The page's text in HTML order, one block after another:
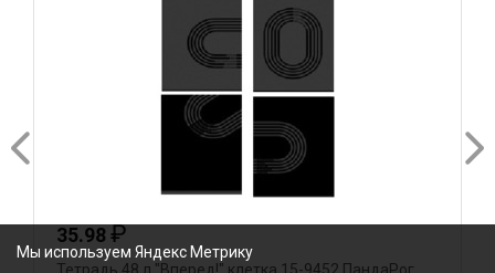
35.98₽
Мы используем Яндекс Метрику